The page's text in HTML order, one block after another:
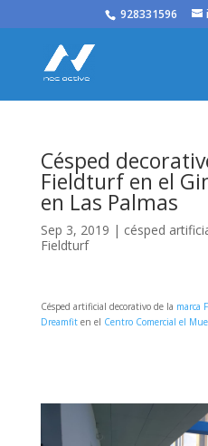
/* JS para menú plegable móvil Divi */
928331596
Césped
Fieldturf en el
en Las Palmas
Sep 3, 2019 | césped
Fieldturf
Césped artificial decorativo de la marca
Dreamfiten el Centro Comercial el